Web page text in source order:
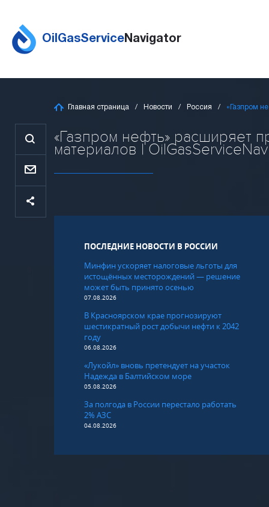
OilGasServiceNavigator
Главная страница Новости Россия «Газпром
«Газпром нефть» расширяет
материалов |
ПОСЛЕДНИЕ НОВОСТИ В РОССИИ
Минфин ускоряет налоговые льготы для
истощённых месторождений — решение
может быть принято осенью
07.08.2026
В Красноярском крае прогнозируют
шестикратный рост добычи нефти к 2042
году
06.08.2026
«Лукойл» вновь претендует на участок
Надежда в Балтийском море
05.08.2026
За полгода в России перестало работать
2% АЗС
04.08.2026